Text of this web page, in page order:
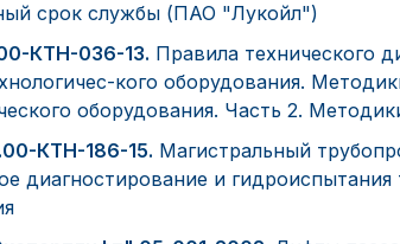
срок службы (ПАО "Лукойл")
КТН-036-13. Правила технического
кого оборудования.
оборудования. Часть 2.
КТН-186-15. Магистральный
диагностирование и